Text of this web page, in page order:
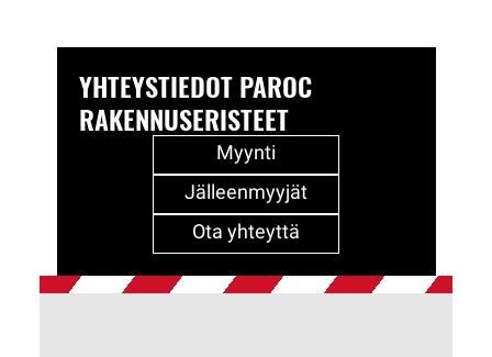
YHTEYSTIEDOT PAROC
RAKENNUSERISTEET
Myynti
Jälleenmyyjät
Ota yhteyttä